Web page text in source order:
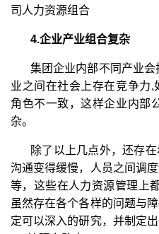
司人力资源组合
4.企业产业组合复杂
集团企业内部不同产业
业之间在社会上存在竞争力
角色不一致，这样企业内部
杂。
除了以上几点外，还存
沟通变得缓慢，人员之间调
等，这些在人力资源管理上
虽然存在各个各样的问题与
定可以深入的研究，并制定